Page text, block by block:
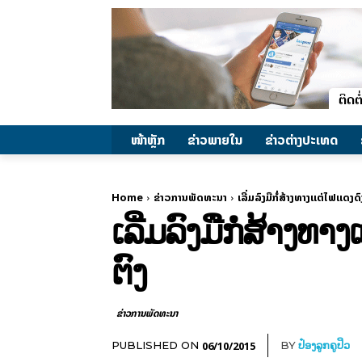
ໜ້າຫຼັກ ຂ່າວພາຍ​ໃນ ຂ່າວຕ່າງປະເທດ
Home ຂ່າວການພັດທະນາ ເລີ່ມລົງມືກໍ່ສ້າງທາງແຕ່ໄຟແດງ
ເລີ່ມລົງມືກໍ່ສ້າງທາ
ຕົງ
ຂ່າວການພັດທະນາ
PUBLISHED ON 06/10/2015 BYປ໋ອງລູກຄູປິວ